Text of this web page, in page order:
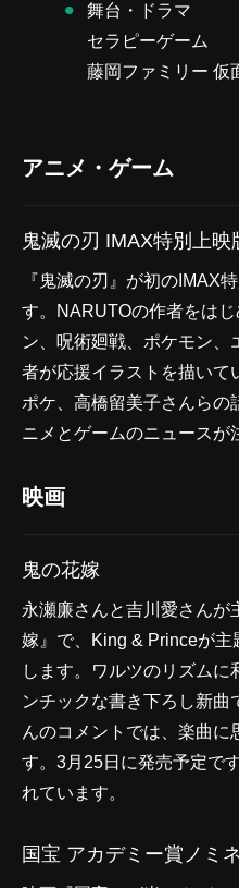
舞台・ドラマ
セラピーゲーム
藤岡ファミリー 仮
アニメ・ゲーム
鬼滅の刃 IMAX特別上映
『鬼滅の刃』が初のIMAX
す。NARUTOの作者をは
ン、呪術廻戦、ポケモン
者が応援イラストを描いて
ポケ、高橋留美子さんらの
ニメとゲームのニュースが
映画
鬼の花嫁
永瀬廉さんと吉川愛さんが
嫁』で、King & Princeが主
します。ワルツのリズム
ンチックな書き下ろし新曲
んのコメントでは、楽曲に
す。3月25日に発売予定で
れています。
国宝 アカデミー賞ノミ